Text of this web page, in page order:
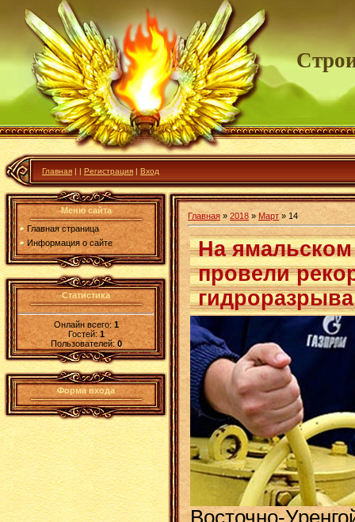
Главная | | Регистрация | Вход
Меню сайта
Главная страница
Информация о сайте
Статистика
Онлайн всего:1
Гостей:1
Пользователей: 0
Форма входа
Главная » 2018 » Март » 14
На
провели
Восточно-